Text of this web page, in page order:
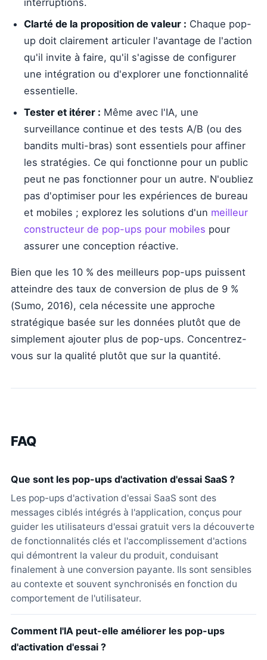
interruptions.
Clarté de la proposition de valeur : Chaque pop-
up doit clairement articuler l'avantage de l'action
qu'il invite à faire, qu'il s'agisse de configurer
une intégration ou d'explorer une fonctionnalité
essentielle.
Tester et itérer : Même avec l'IA, une
surveillance continue et des tests A/B (ou des
bandits multi-bras) sont essentiels pour affiner
les stratégies. Ce qui fonctionne pour un public
peut ne pas fonctionner pour un autre. N'oubliez
pas d'optimiser pour les expériences de bureau
et mobiles ; explorez les solutions d'un meilleur
constructeur de pop-ups pour mobiles pour
assurer une conception réactive.
Bien que les 10 % des meilleurs pop-ups puissent
atteindre des taux de conversion de plus de 9 %
(Sumo, 2016), cela nécessite une approche
stratégique basée sur les données plutôt que de
simplement ajouter plus de pop-ups. Concentrez-
vous sur la qualité plutôt que sur la quantité.
FAQ
Que sont les pop-ups d'activation d'essai SaaS ?
Les pop-ups d'activation d'essai SaaS sont des
messages ciblés intégrés à l'application, conçus pour
guider les utilisateurs d'essai gratuit vers la découverte
de fonctionnalités clés et l'accomplissement d'actions
qui démontrent la valeur du produit, conduisant
finalement à une conversion payante. Ils sont sensibles
au contexte et souvent synchronisés en fonction du
comportement de l'utilisateur.
Comment l'IA peut-elle améliorer les pop-ups
d'activation d'essai ?